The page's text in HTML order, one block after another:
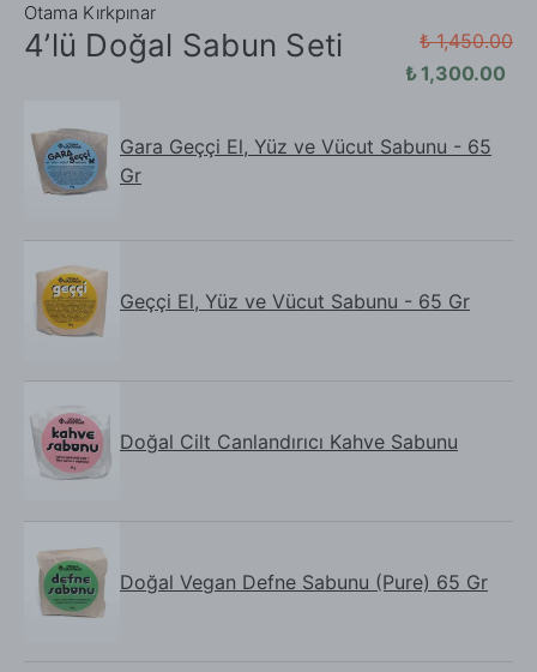
Otama Kırkpınar
4’lü Doğal Sabun Seti
₺ 1,450.00
₺ 1,300.00
Gara Geççi El, Yüz ve Vücut Sabunu - 65
Gr
Geççi El, Yüz ve Vücut Sabunu - 65 Gr
Doğal Cilt Canlandırıcı Kahve Sabunu
Doğal Vegan Defne Sabunu (Pure) 65 Gr